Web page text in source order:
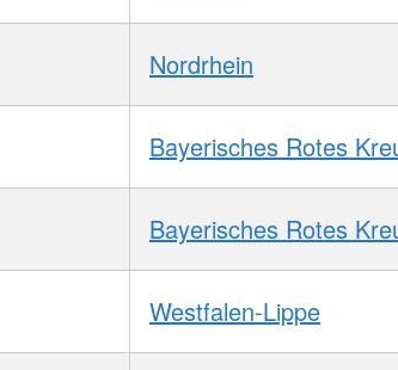
Nordrhein
Bayerisches Rotes
Bayerisches Rotes
Westfalen-Lippe